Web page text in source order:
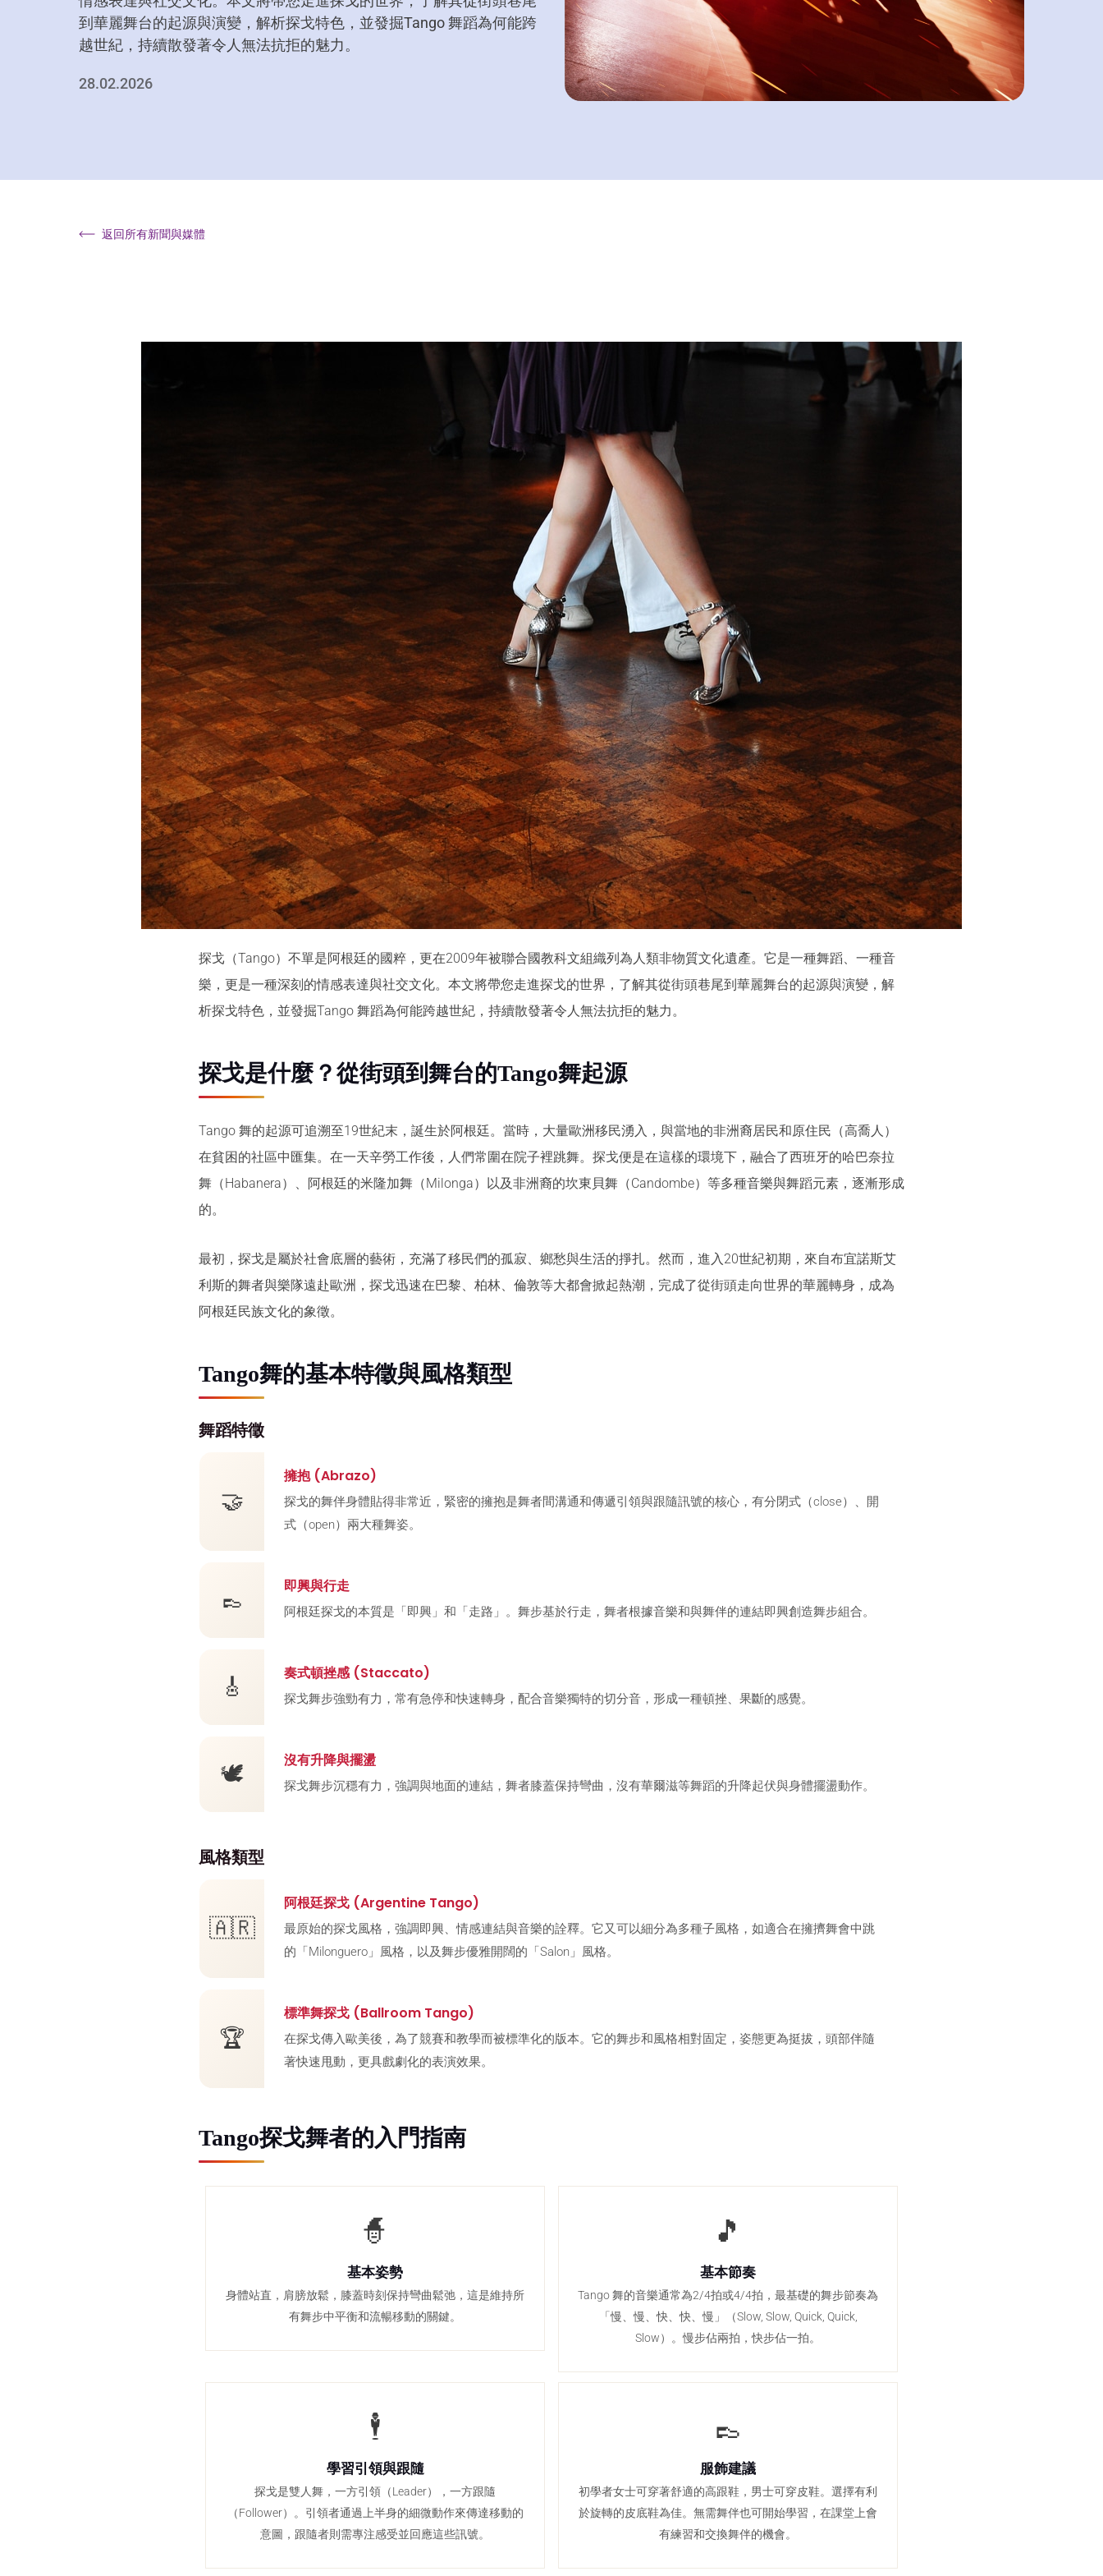
到華麗舞台的起源與演變，解析探戈特色，並發掘Tango 舞蹈為何能跨
越世紀，持續散發著令人無法抗拒的魅力。
28.02.2026
返回所有新聞與媒體
探戈（Tango）不單是阿根廷的國粹，更在2009年被聯合國教科文組織列為人類非物質文化遺產。它是一種舞蹈、一種音
樂，更是一種深刻的情感表達與社交文化。本文將帶您走進探戈的世界，了解其從街頭巷尾到華麗舞台的起源與演變，解
析探戈特色，並發掘Tango 舞蹈為何能跨越世紀，持續散發著令人無法抗拒的魅力。
探戈是什麼？從街頭到舞台的Tango舞起源
Tango 舞的起源可追溯至19世紀末，誕生於阿根廷。當時，大量歐洲移民湧入，與當地的非洲裔居民和原住民（高喬人）
在貧困的社區中匯集。在一天辛勞工作後，人們常圍在院子裡跳舞。探戈便是在這樣的環境下，融合了西班牙的哈巴奈拉
舞（Habanera）、阿根廷的米隆加舞（Milonga）以及非洲裔的坎東貝舞（Candombe）等多種音樂與舞蹈元素，逐漸形成
的。
最初，探戈是屬於社會底層的藝術，充滿了移民們的孤寂、鄉愁與生活的掙扎。然而，進入20世紀初期，來自布宜諾斯艾
利斯的舞者與樂隊遠赴歐洲，探戈迅速在巴黎、柏林、倫敦等大都會掀起熱潮，完成了從街頭走向世界的華麗轉身，成為
阿根廷民族文化的象徵。
Tango舞的基本特徵與風格類型
舞蹈特徵
🤝
擁抱 (Abrazo)
探戈的舞伴身體貼得非常近，緊密的擁抱是舞者間溝通和傳遞引領與跟隨訊號的核心，有分閉式（close）、開
式（open）兩大種舞姿。
👞
即興與行走
阿根廷探戈的本質是「即興」和「走路」。舞步基於行走，舞者根據音樂和與舞伴的連結即興創造舞步組合。
🎸
奏式頓挫感 (Staccato)
探戈舞步強勁有力，常有急停和快速轉身，配合音樂獨特的切分音，形成一種頓挫、果斷的感覺。
🕊
沒有升降與擺盪
探戈舞步沉穩有力，強調與地面的連結，舞者膝蓋保持彎曲，沒有華爾滋等舞蹈的升降起伏與身體擺盪動作。
風格類型
🇦🇷
阿根廷探戈 (Argentine Tango)
最原始的探戈風格，強調即興、情感連結與音樂的詮釋。它又可以細分為多種子風格，如適合在擁擠舞會中跳
的「Milonguero」風格，以及舞步優雅開闊的「Salon」風格。
🏆
標準舞探戈 (Ballroom Tango)
在探戈傳入歐美後，為了競賽和教學而被標準化的版本。它的舞步和風格相對固定，姿態更為挺拔，頭部伴隨
著快速甩動，更具戲劇化的表演效果。
Tango探戈舞者的入門指南
🧙
基本姿勢
身體站直，肩膀放鬆，膝蓋時刻保持彎曲鬆弛，這是維持所
有舞步中平衡和流暢移動的關鍵。
🎵
基本節奏
Tango 舞的音樂通常為2/4拍或4/4拍，最基礎的舞步節奏為
「慢、慢、快、快、慢」（Slow, Slow, Quick, Quick,
Slow）。慢步佔兩拍，快步佔一拍。
🕴
學習引領與跟隨
探戈是雙人舞，一方引領（Leader），一方跟隨
（Follower）。引領者通過上半身的細微動作來傳達移動的
意圖，跟隨者則需專注感受並回應這些訊號。
👞
服飾建議
初學者女士可穿著舒適的高跟鞋，男士可穿皮鞋。選擇有利
於旋轉的皮底鞋為佳。無需舞伴也可開始學習，在課堂上會
有練習和交換舞伴的機會。